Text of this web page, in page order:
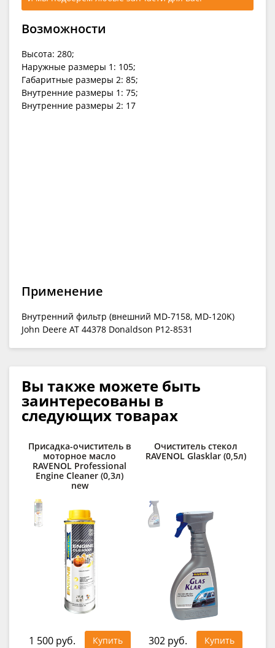
Возможности
Высота: 280;
Наружные размеры 1: 105;
Габаритные размеры 2: 85;
Внутренние размеры 1: 75;
Внутренние размеры 2: 17
Применение
Внутренний фильтр (внешний MD-7158, MD-120K)
John Deere AT 44378 Donaldson P12-8531
Вы также можете быть
заинтересованы в
следующих товарах
Присадка-очиститель в
моторное масло
RAVENOL Professional
Engine Cleaner (0,3л)
new
1 500 руб.
Купить
Очиститель стекол
RAVENOL Glasklar (0,5л)
302 руб.
Купить